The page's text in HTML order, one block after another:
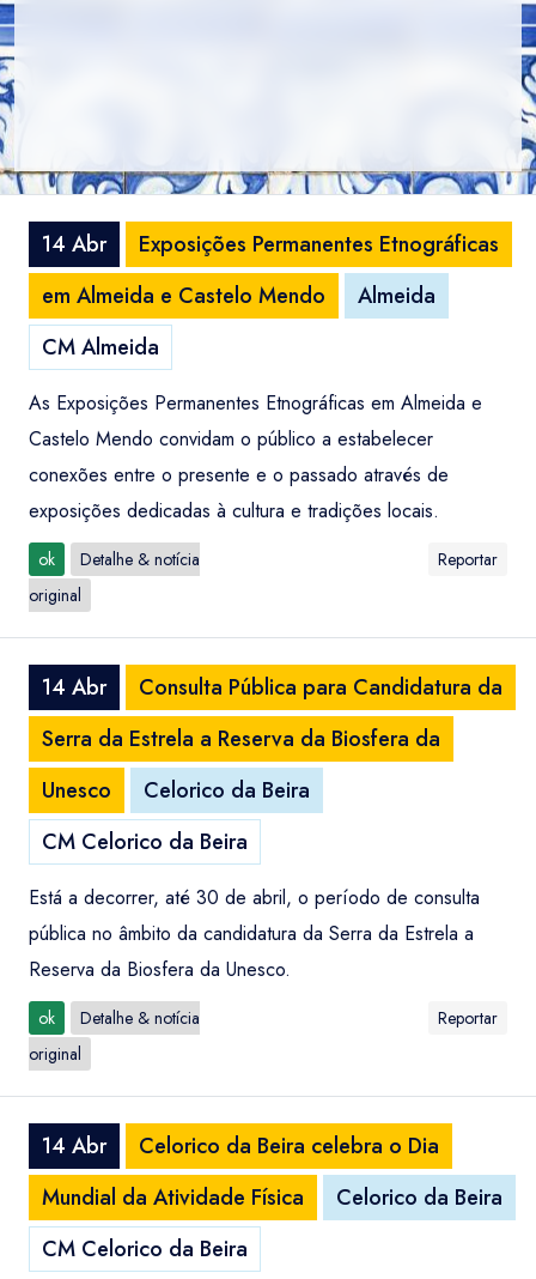
14 Abr
Exposições Permanentes Etnográficas
em Almeida e Castelo Mendo
Almeida
CM Almeida
As Exposições Permanentes Etnográficas em Almeida e
Castelo Mendo convidam o público a estabelecer
conexões entre o presente e o passado através de
exposições dedicadas à cultura e tradições locais.
ok
Detalhe & notícia
original
Reportar
14 Abr
Consulta Pública para Candidatura da
Serra da Estrela a Reserva da Biosfera da
Unesco
Celorico da Beira
CM Celorico da Beira
Está a decorrer, até 30 de abril, o período de consulta
pública no âmbito da candidatura da Serra da Estrela a
Reserva da Biosfera da Unesco.
ok
Detalhe & notícia
original
Reportar
14 Abr
Celorico da Beira celebra o Dia
Mundial da Atividade Física
Celorico da Beira
CM Celorico da Beira